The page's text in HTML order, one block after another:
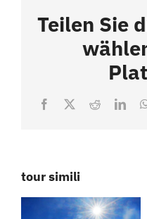
Teilen Sie
Facebook
X Reddit
tour simili